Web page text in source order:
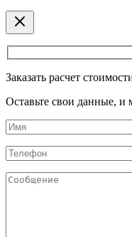
Заказать расчет
Оставьте свои данные,